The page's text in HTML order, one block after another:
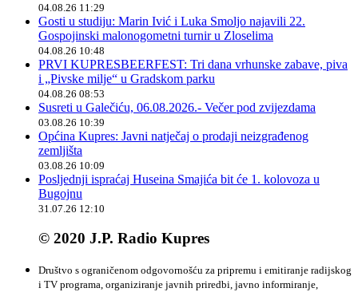
04.08.26 11:29
Gosti u studiju: Marin Ivić i Luka Smoljo najavili 22.
Gospojinski malonogometni turnir u Zloselima
04.08.26 10:48
PRVI KUPRESBEERFEST: Tri dana vrhunske zabave, piva
i „Pivske milje“ u Gradskom parku
04.08.26 08:53
Susreti u Galečiću, 06.08.2026.- Večer pod zvijezdama
03.08.26 10:39
Općina Kupres: Javni natječaj o prodaji neizgrađenog
zemljišta
03.08.26 10:09
Posljednji ispraćaj Huseina Smajića bit će 1. kolovoza u
Bugojnu
31.07.26 12:10
© 2020 J.P. Radio Kupres
Društvo s ograničenom odgovornošću za pripremu i emitiranje radijskog
i TV programa, organiziranje javnih priredbi, javno informiranje,